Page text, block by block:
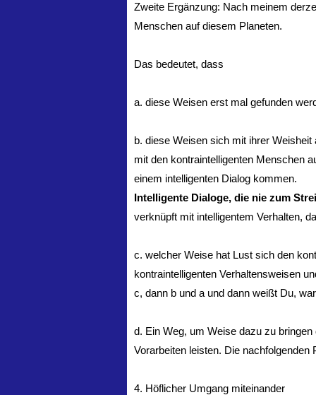
Zweite Ergänzung: Nach meinem
Menschen auf diesem Planeten.
Das bedeutet, dass
a. diese Weisen erst mal gefunden
b. diese Weisen sich mit ihrer
mit den kontraintelligenten Menschen
einem intelligenten Dialog kommen.
Intelligente Dialoge, die nie zum
verknüpft mit intelligentem Verhalten,
c. welcher Weise hat Lust sich den
kontraintelligenten Verhaltensweisen
c, dann b und a und dann weißt Du,
d. Ein Weg, um Weise dazu zu
Vorarbeiten leisten. Die nachfolgenden
4. Höflicher Umgang miteinander